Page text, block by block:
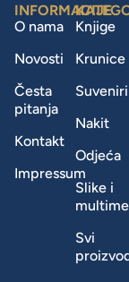
INFORMACIJE
O nama
Novosti
Česta
pitanja
Kontakt
Impressum
Knjige
Krunice
Suveniri
Nakit
Odjeća
Slike i
Svi